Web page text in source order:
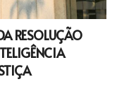
RESOLUÇÃO